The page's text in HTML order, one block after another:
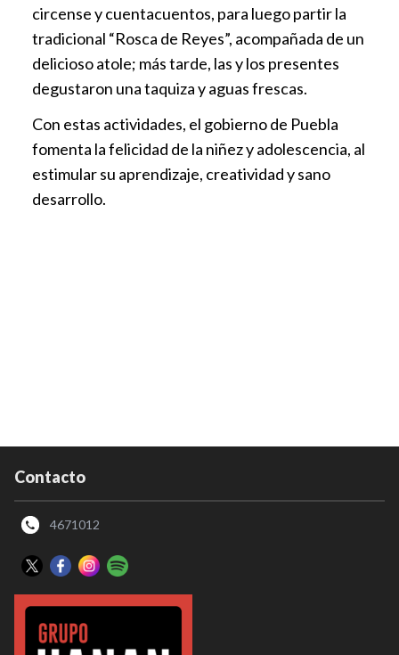
circense y cuentacuentos, para luego partir la
tradicional “Rosca de Reyes”, acompañada de un
delicioso atole; más tarde, las y los presentes
degustaron una taquiza y aguas frescas.
Con estas actividades, el gobierno de Puebla
fomenta la felicidad de la niñez y adolescencia, al
estimular su aprendizaje, creatividad y sano
desarrollo.
Contacto
4671012